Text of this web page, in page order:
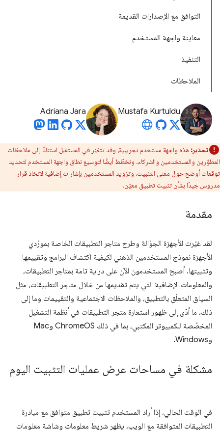
التوافق مع الإصدارات القديمة
معاينة واجهة المستخدم
التنفيذ
الملاحظات
Mustafa Kurtuldu
Adriana Jara
تحذير: هذه واجهة مستخدم تجريبية، وقد تتغيّر في المستقبل استنادًا إلى ملاحظات
المطوّرين والمستخدمين والشركاء. ونخطّط أيضًا لتوسيع نطاق واجهة المستخدم لتحديد
توقعات أوضح حول معنى التثبيت، وتزويد المستخدمين بإشارات إضافية لاتخاذ قرار
مدروس جيدًا بشأن تثبيت تطبيق معيّن.
مقدمة
لقد غيّرت الأجهزة الجوّالة وطرح متاجر التطبيقات الخاصة بمورّدي
الأجهزة نموذج المستخدمين الذهني لكيفية اكتشاف البرامج وتقييمها
وتثبيتها. أصبح المستخدمون الآن على دراية تامة بمتاجر التطبيقات،
والمعلومات الإضافية التي يتم تقديمها من خلال متاجر التطبيقات، مثل
السياق المتعلّق بالتطبيق، والملاحظات الاجتماعية والتقييمات وما إلى
ذلك، ما أدّى إلى ظهور استعارة متجر التطبيقات في أنظمة التشغيل
المخصّصة للكمبيوتر المكتبي، بما في ذلك ChromeOS وMac
وWindows.
مشكلة في مساحات عرض عمليات التثبيت اليوم
في الوقت الحالي، إذا أراد المستخدم تثبيت تطبيق متوافق مع مبادرة
التطبيقات المتوافقة مع الويب، يظهر شريط معلومات وشاشة معلومات